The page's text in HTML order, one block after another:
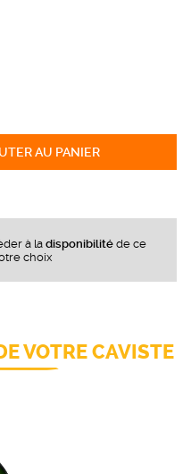
AU PANIER
à la disponibilité de ce
choix
VOTRE CAVISTE